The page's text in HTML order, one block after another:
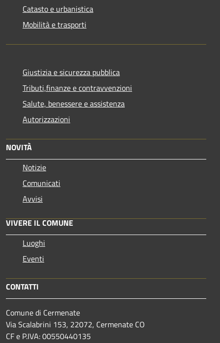
Catasto e urbanistica
Mobilità e trasporti
Giustizia e sicurezza pubblica
Tributi,finanze e contravvenzioni
Salute, benessere e assistenza
Autorizzazioni
NOVITÀ
Notizie
Comunicati
Avvisi
VIVERE IL COMUNE
Luoghi
Eventi
CONTATTI
Comune di Cermenate
Via Scalabrini 153, 22072, Cermenate CO
CF e P.IVA: 00550440135